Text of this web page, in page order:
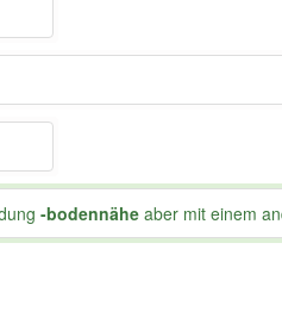
-bodennähe aber mit einem